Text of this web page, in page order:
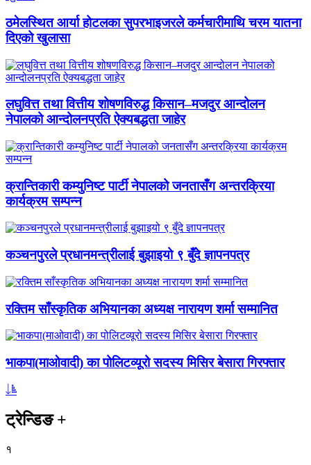
ठमेलस्थित आर्या होटलका सुपरभाइजरले कर्मचारीमाथि चरम यातना
दिएको खुलासा
लघुवित्त तथा वित्तीय शोषणविरुद्ध किसान–मजदुर आन्दोलन
नेपालको आन्दोलनप्रति ऐक्यबद्धता जाहेर
क्रान्तिकारी कम्युनिष्ट पार्टी नेपालको जनतासँग अन्तरक्रिया
कार्यक्रम सम्पन्न
कञ्चनपुरले प्रधानमन्त्रीलाई बुझाइयो ९ बुँदे ज्ञापनपत्र
रक्तिम साँस्कृतिक अभियानका अध्यक्ष नारायण शर्मा सम्मानित
भाकपा(माओवादी) का पोलिटव्यूरो सदस्य मिसिर बेसारा गिरफ्तार
ट्रेन्डिङ+
१